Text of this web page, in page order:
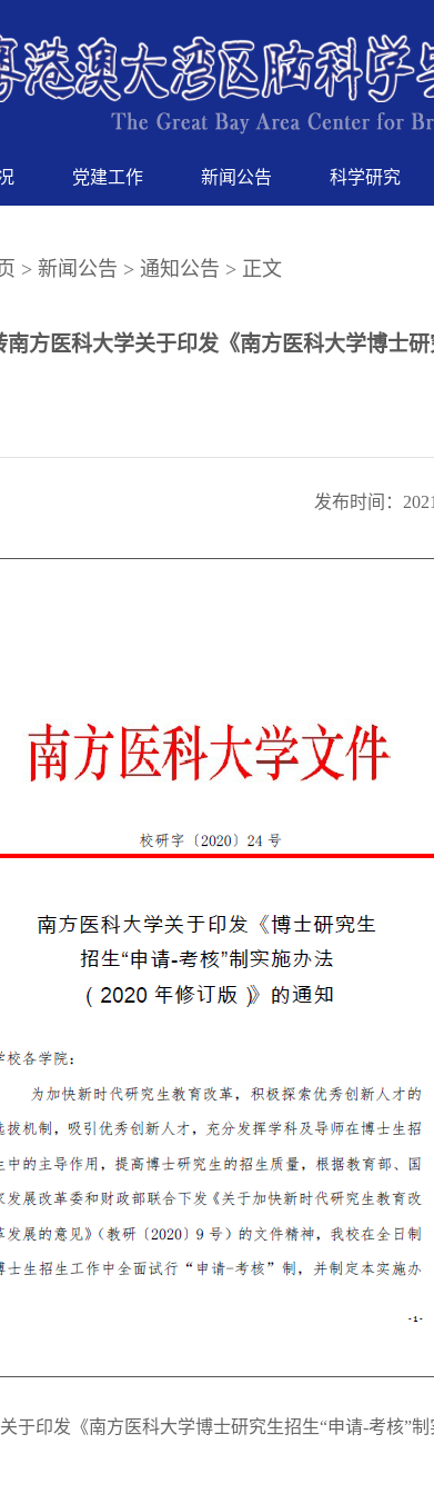
党建工作 新闻公告 科学研究
> 新闻公告 > 通知公告 > 正文
南方医科大学关于印发《南方医科大学博士
发布时间：
于印发《南方医科大学博士研究生招生“申请-考核”